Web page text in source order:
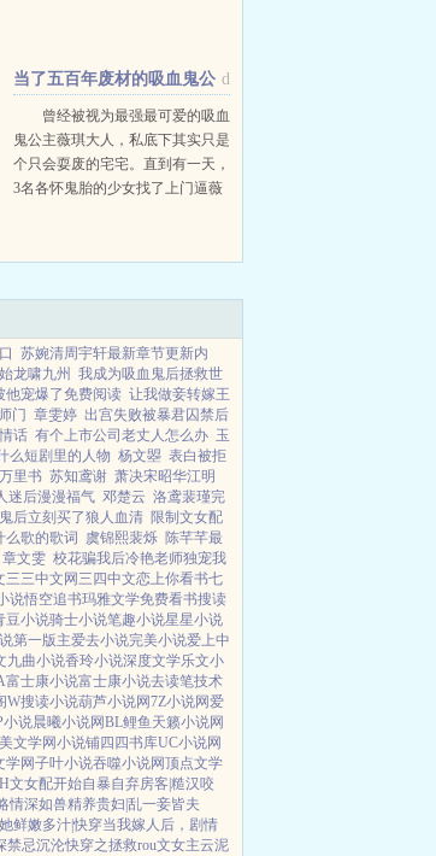
d
当了五百年废材的吸血鬼公
主，该如何以老师的身分(被)
攻略
曾经被视为最强最可爱的吸血
鬼公主薇琪大人，私底下其实只是
个只会耍废的宅宅。直到有一天，
3名各怀鬼胎的少女找了上门逼薇
面对未来的生活呢？...
苏婉清周宇轩最新章节更新内
龙啸九州
我成为吸血鬼后拯救世
他宠爆了免费阅读 让我做妾转嫁王
门 章雯婷 出宫失败被暴君囚禁后
话 有个上市公司老丈人怎么办 玉
么短剧里的人物 杨文曌 表白被拒
里书 苏知鸢谢 萧决宋昭华江明
迷后漫漫福气 邓楚云 洛鸢裴瑾完
后立刻买了狼人血清 限制文女配
么歌的歌词 虞锦熙裴烁 陈芊芊最
章文雯 校花骗我后冷艳老师独宠我
三三中文网 三四中文恋上你看书七
说悟空追书玛雅文学免费看书搜读
豆小说骑士小说笔趣小说星星小说
第一版主爱去小说完美小说爱上中
九曲小说香玲小说深度文学乐文小
富士康小说富士康小说去读笔技术
W搜读小说葫芦小说网7Z小说网爱
小说晨曦小说网BL鲤鱼 天籁小说网
文学网小说铺四四书库UC小说网
学网子叶小说吞噬小说网顶点文学
文女配开始自暴自弃房客|糙汉咬
情深如兽精养贵妇|乱一妾皆夫
鲜嫩多汁|快穿当我嫁人后，剧情
禁忌沉沦快穿之拯救rou文女主云泥